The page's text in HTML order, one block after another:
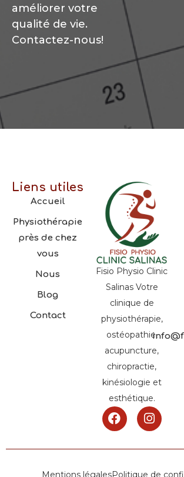
améliorer votre
qualité de vie.
Contactez-nous!
Liens utiles
Accueil
Physiothérapie
près de chez
vous
Nous
Blog
Contact
Fisio Physio Clinic
Salinas Votre
clinique de
physiothérapie,
ostéopathie,
acupuncture,
chiropractie,
kinésiologie et
esthétique.
Mentions légalesPolitique de